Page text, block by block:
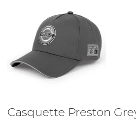
Casquette Preston